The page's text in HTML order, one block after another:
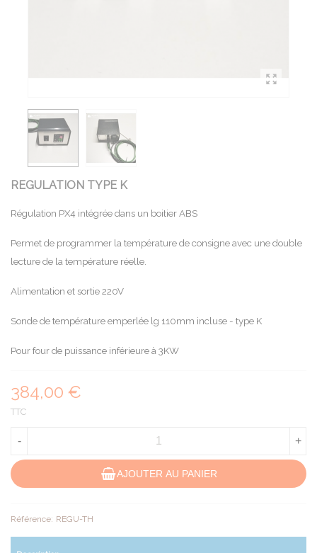
REGULATION TYPE K
Régulation PX4 intégrée dans un boitier ABS
Permet de programmer la température de consigne avec une double
lecture de la température réelle.
Alimentation et sortie 220V
Sonde de température emperlée lg 110mm incluse - type K
Pour four de puissance inférieure à 3KW
384,00 €
TTC
- +
AJOUTER AU PANIER
Référence: REGU-TH